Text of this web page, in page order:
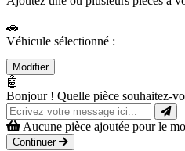
🚗
Véhicule sélectionné :
Modifier
🤖
Bonjour ! Quelle pièce souhaitez-
Aucune pièce ajoutée pour le
Continuer